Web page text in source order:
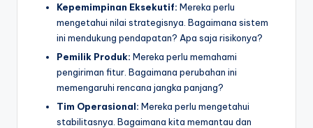
Kepemimpinan Eksekutif: Mereka perlu
mengetahui nilai strategisnya. Bagaimana sistem
ini mendukung pendapatan? Apa saja risikonya?
Pemilik Produk: Mereka perlu memahami
pengiriman fitur. Bagaimana perubahan ini
memengaruhi rencana jangka panjang?
Tim Operasional: Mereka perlu mengetahui
stabilitasnya. Bagaimana kita memantau dan